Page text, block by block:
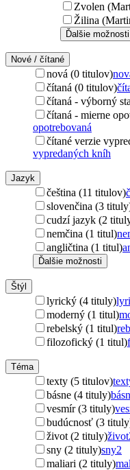
Zvolen
Žilina
Ďalšie možnosti
Nové / čítané
nová (0 titulov)
čítaná (0 titulov)
čítaná - výborný
čítaná - mierne
opotrebovaná
čítané verzie
vypredaných kníh
Jazyk
čeština (11 titulov)
slovenčina (3
cudzí jazyk (2
nemčina (1 titul)
angličtina (1 titul)
Ďalšie možnosti
Štýl
lyrický (4 tituly)
moderný (1 titul)
rebelský (1 titul)
filozofický (1 titul)
Téma
texty (5 titulov)
básne (4 tituly)
vesmír (3 tituly)
budúcnosť (3
život (2 tituly)život
sny (2 tituly)sny2
maliari (2 tituly)